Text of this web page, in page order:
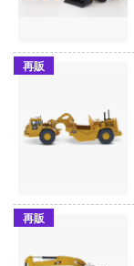
再販
再販
で割り切れない
鬼太郎
うさぎですか？
のメイドラゴン